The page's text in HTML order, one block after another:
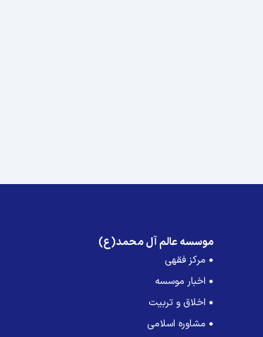
موسسه عالم آل محمد(ع)
مرکز فقهی
اخبار موسسه
اخلاق و تربیت
مشاوره اسلامی